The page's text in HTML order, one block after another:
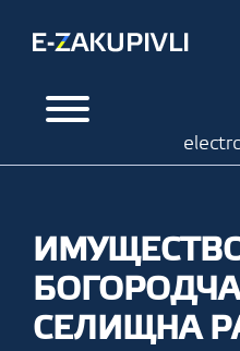
СЕЛИЩНА